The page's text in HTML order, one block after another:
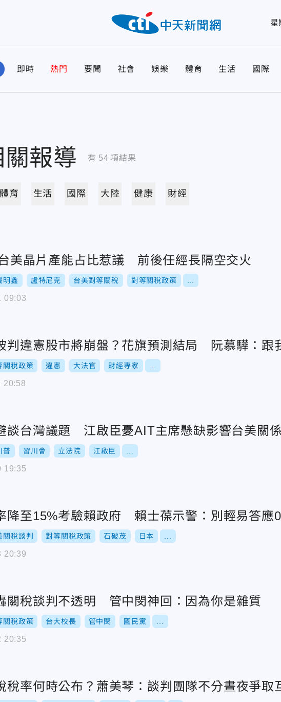
星
即時 熱門 要聞 社會 娛樂 體育 生活 國際
關報導 有 54 項結果
體育 生活 國際 大陸 健康 財經
美晶片產能占比惹議 前後任經長隔空交火
明鑫 盧特尼克 台美對等關稅 對等關稅政策
09:03
判違憲股市將崩盤？花旗預測結局 阮慕驊：跟
關稅政策 違憲 大法官 財經專家
20:58
談台灣議題 江啟臣憂AIT主席懸缺影響台美關
普 習川會 立法院 江啟臣
19:35
降至15%考驗賴政府 賴士葆示警：別輕易答應
關稅談判 對等關稅政策 石破茂 日本
20:39
關稅談判不透明 管中閔神回：因為你是雜質
關稅政策 台大校長 管中閔 國民黨
20:35
稅率何時公布？蕭美琴：談判團隊不分晝夜爭取